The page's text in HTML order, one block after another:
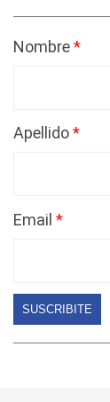
Nombre
Apellido
Email
SUSCRIBITE